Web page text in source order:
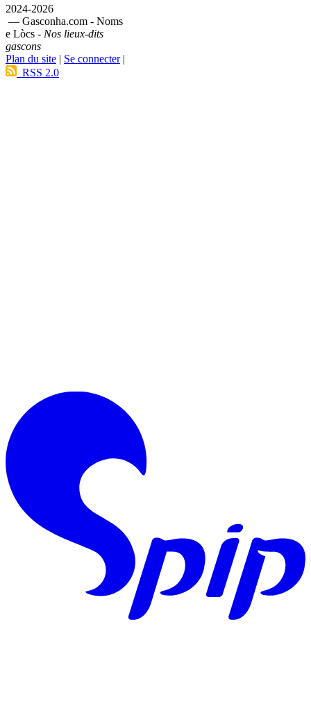
2024-2026
— Gasconha.com - Noms
e Lòcs - Nos lieux-dits
gascons
Plan du site | Se connecter|
RSS 2.0